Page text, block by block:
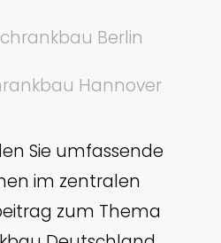
Berlin
Hannover
Sie umfassende
im zentralen
zum Thema